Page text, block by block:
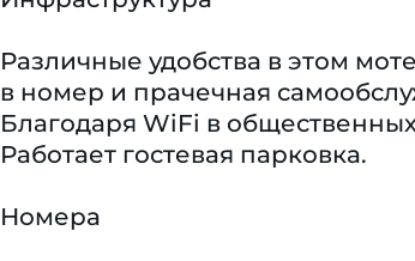
Различные удобства в этом
в номер и прачечная
Благодаря WiFi в
Работает гостевая парковка.
Номера